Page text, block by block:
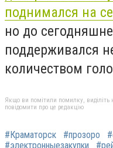
поднимался на
но до
поддерживался
количеством
Якщо ви помітили помилку, виділіть
повідомити про це редакцію
#Краматорск #прозоро
#электронныезакупки